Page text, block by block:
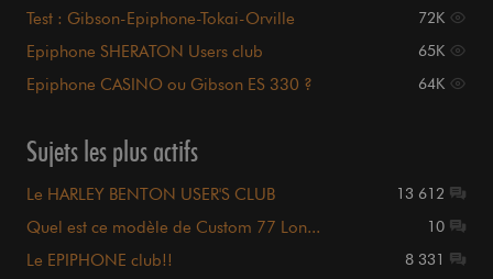
Test : Gibson-Epiphone-Tokai-Orville 72K
Epiphone SHERATON Users club 65K
Epiphone CASINO ou Gibson ES 330 ? 64K
Sujets les plus actifs
Le HARLEY BENTON USER'S CLUB 13 612
Quel est ce modèle de Custom 77 Lon... 10
Le EPIPHONE club!! 8 331